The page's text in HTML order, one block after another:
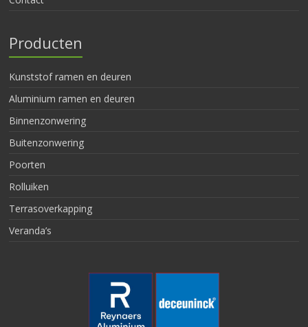
Producten
Kunststof ramen en deuren
Aluminium ramen en deuren
Binnenzonwering
Buitenzonwering
Poorten
Rolluiken
Terrasoverkapping
Veranda’s